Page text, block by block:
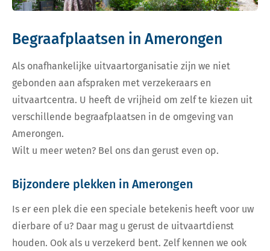
Begraafplaatsen in Amerongen
Als onafhankelijke uitvaartorganisatie zijn we niet
gebonden aan afspraken met verzekeraars en
uitvaartcentra. U heeft de vrijheid om zelf te kiezen uit
verschillende begraafplaatsen in de omgeving van
Amerongen.
Wilt u meer weten? Bel ons dan gerust even op.
Bijzondere plekken in Amerongen
Is er een plek die een speciale betekenis heeft voor uw
dierbare of u? Daar mag u gerust de uitvaartdienst
houden. Ook als u verzekerd bent. Zelf kennen we ook